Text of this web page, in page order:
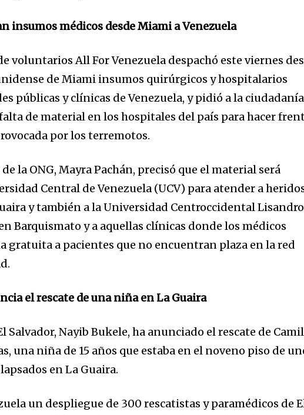
insumos médicos desde Miami a Venezuela
voluntarios All For Venezuela despachó este viernes
de Miami insumos quirúrgicos y hospitalarios
públicas y clínicas de Venezuela, y pidió a la ciudadanía
de material en los hospitales del país para hacer
por los terremotos.
la ONG, Mayra Pachán, precisó que el material será
Central de Venezuela (UCV) para atender a
y también a la Universidad Centroccidental Lisandro
Barquismato y a aquellas clínicas donde los médicos
gratuita a pacientes que no encuentran plaza en la red
el rescate de una niña en La Guaira
Salvador, Nayib Bukele, ha anunciado el rescate de
una niña de 15 años que estaba en el noveno piso de
en La Guaira.
un despliegue de 300 rescatistas y paramédicos de